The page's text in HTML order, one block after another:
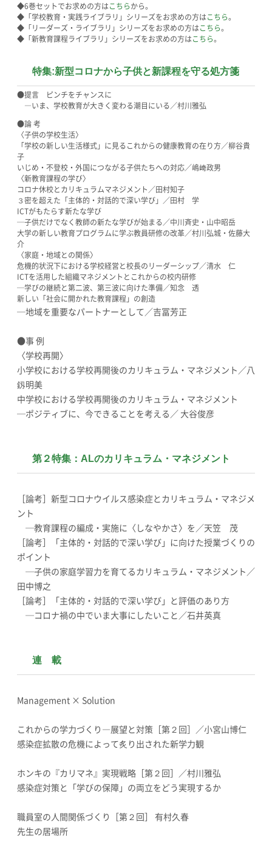
◆6巻セットでお求めの方はこちらから。
◆「学校教育・実践ライブラリ」シリーズをお求めの方はこちら。
◆「リーダーズ・ライブラリ」シリーズをお求めの方はこちら。
◆「新教育課程ライブラリ」シリーズをお求めの方はこちら。
特集:新型コロナから子供と新課程を守る処方箋
●提言 ピンチをチャンスに
―いま、学校教育が大きく変わる潮目にいる／村川雅弘
●論 考
〈子供の学校生活〉
「学校の新しい生活様式」に見るこれからの健康教育の在り方／柳谷貴
子
いじめ・不登校・外国につながる子供たちへの対応／嶋﨑政男
〈新教育課程の学び〉
コロナ休校とカリキュラムマネジメント／田村知子
３密を超えた「主体的・対話的で深い学び」／田村 学
ICTがもたらす新たな学び
─子供だけでなく教師の新たな学びが始まる／中川斉史・山中昭岳
大学の新しい教育プログラムに学ぶ教員研修の改革／村川弘城・佐藤大
介
〈家庭・地域との関係〉
危機的状況下における学校経営と校長のリーダーシップ／清水 仁
ICTを活用した組織マネジメントとこれからの校内研修
─学びの継続と第二波、第三波に向けた準備／知念 透
新しい「社会に開かれた教育課程」の創造
─地域を重要なパートナーとして／吉冨芳正
●事 例
〈学校再開〉
小学校における学校再開後のカリキュラム・マネジメント／八
釼明美
中学校における学校再開後のカリキュラム・マネジメント
─ポジティブに、今できることを考える／ 大谷俊彦
第２特集：ALのカリキュラム・マネジメント
［論考］新型コロナウイルス感染症とカリキュラム・マネジメ
ント
─教育課程の編成・実施に〈しなやかさ〉を／天笠 茂
［論考］「主体的・対話的で深い学び」に向けた授業づくりの
ポイント
─子供の家庭学習力を育てるカリキュラム・マネジメント／
田中博之
［論考］「主体的・対話的で深い学び」と評価のあり方
─コロナ禍の中でいま大事にしたいこと／石井英真
連 載
Management × Solution
これからの学力づくり―展望と対策［第２回］／小宮山博仁
感染症拡散の危機によって炙り出された新学力観
ホンキの『カリマネ』実現戦略［第２回］／村川雅弘
感染症対策と「学びの保障」の両立をどう実現するか
職員室の人間関係づくり［第２回］ 有村久春
先生の居場所